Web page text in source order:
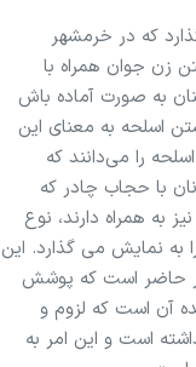
که در خرمشهر
زن جوان همراه با
به صورت آماده باش
اسلحه به معنای این
را می‌دانند که
با حجاب چادر که
به همراه دارند، نوع
به نمایش می گذارد. این
حاضر است که پوشش
آن است که لزوم و
است و این امر به